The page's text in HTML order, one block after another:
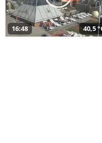
16:48 40,5